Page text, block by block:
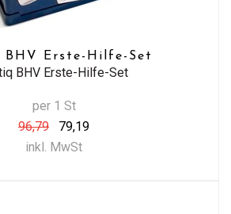
BHV Erste-Hilfe-Set
BHV Erste-Hilfe-Set
per 1 St
96,79
79,19
inkl. MwSt